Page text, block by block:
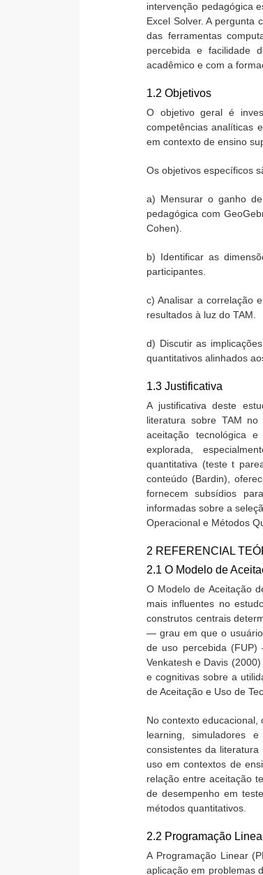
intervenção pedagógica
Excel Solver. A pergunta
das ferramentas
percebida e facilidade
acadêmico e com a
1.2 Objetivos
O objetivo geral é
competências analíticas
em contexto de ensino
Os objetivos específicos
a) Mensurar o ganho
pedagógica com
Cohen).
b) Identificar as
participantes.
c) Analisar a correlação
resultados à luz do TAM.
d) Discutir as
quantitativos alinhados
1.3 Justificativa
A justificativa deste
literatura sobre TAM
aceitação tecnológica
explorada,
quantitativa (teste t
conteúdo (Bardin),
fornecem subsídios
informadas sobre a
Operacional e Métodos
2 REFERENCIAL
2.1 O Modelo de
O Modelo de Aceitação
mais influentes no
construtos centrais
— grau em que o
de uso percebida
Venkatesh e Davis
e cognitivas sobre a
de Aceitação e Uso de
No contexto
learning, simuladores
consistentes da
uso em contextos de
relação entre aceitação
de desempenho em
métodos quantitativos.
2.2 Programação
A Programação Linear
aplicação em problemas